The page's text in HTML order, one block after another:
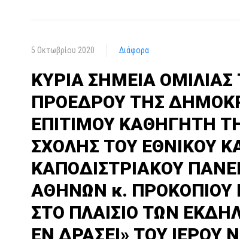
5 Οκτωβρίου 2020 Διάφορα
ΚΥΡΙΑ ΣΗΜΕΙΑ ΟΜΙΛΙΑΣ
ΠΡΟΕΔΡΟΥ ΤΗΣ
ΕΠΙΤΙΜΟΥ ΚΑΘΗΓΗΤΗ
ΣΧΟΛΗΣ ΤΟΥ ΕΘΝΙΚΟΥ
ΚΑΠΟΔΙΣΤΡΙΑΚΟΥ
ΑΘΗΝΩΝ κ. ΠΡΟΚΟΠΙΟΥ
ΣΤΟ ΠΛΑΙΣΙΟ ΤΩΝ
ΕΝ ΔΡΑΣΕΙ» ΤΟΥ ΙΕΡΟΥ